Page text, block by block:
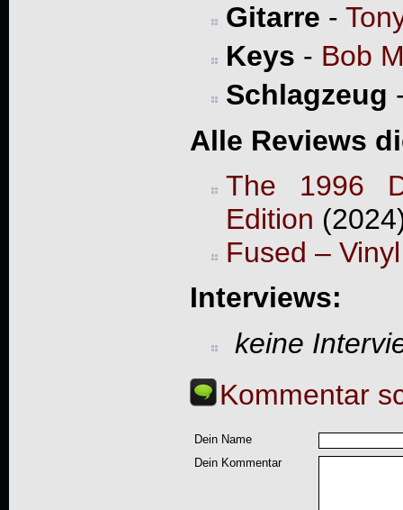
Gitarre -
Keys - Bob
Schlagzeug
Alle Reviews
The 1996
Edition
Fused –
Interviews:
keine
Kommentar
Dein Name
Dein Kommentar